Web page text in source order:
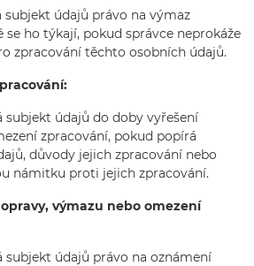
subjekt údajů právo na výmaz
se ho týkají, pokud správce neprokáže
zpracování těchto osobních údajů.
subjekt údajů do doby vyřešení
zpracování, pokud popírá
důvody jejich zpracování nebo
námitku proti jejich zpracování.
výmazu nebo omezení
subjekt údajů právo na oznámení